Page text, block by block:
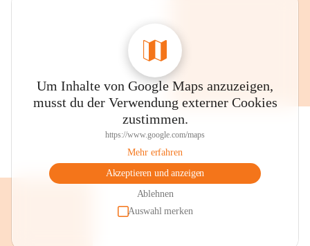
Um Inhalte von Google Maps anzuzeigen,
musst du der Verwendung externer Cookies
zustimmen.
https://www.google.com/maps
Mehr erfahren
Akzeptieren und anzeigen
Ablehnen
Auswahl merken